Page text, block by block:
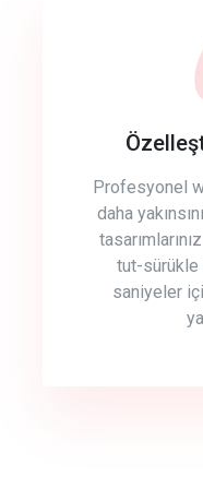
Profesyonel
daha
tut-sürükle
saniyeler